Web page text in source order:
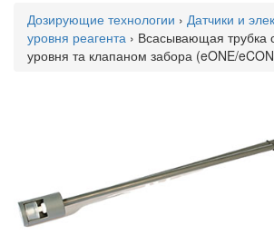
Дозирующие технологии › Датчики и
уровня реагента › Всасывающая трубка
уровня та клапаном забора (eONE/